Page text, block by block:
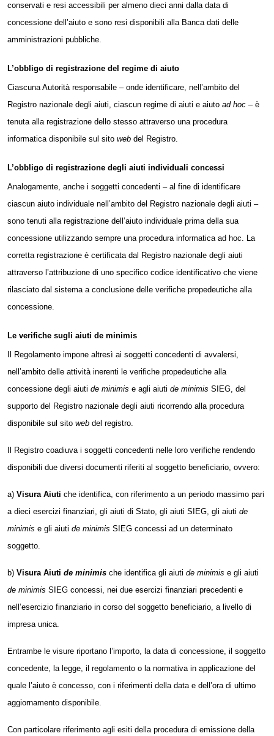
conservati e resi accessibili per almeno dieci anni dalla data di
concessione dell’aiuto e sono resi disponibili alla Banca dati delle
amministrazioni pubbliche.
L’obbligo di registrazione del regime di aiuto
Ciascuna Autorità responsabile – onde identificare, nell’ambito del
Registro nazionale degli aiuti, ciascun regime di aiuti e aiuto ad hoc – è
tenuta alla registrazione dello stesso attraverso una procedura
informatica disponibile sul sito web del Registro.
L’obbligo di registrazione degli aiuti individuali concessi
Analogamente, anche i soggetti concedenti – al fine di identificare
ciascun aiuto individuale nell’ambito del Registro nazionale degli aiuti –
sono tenuti alla registrazione dell’aiuto individuale prima della sua
concessione utilizzando sempre una procedura informatica ad hoc. La
corretta registrazione è certificata dal Registro nazionale degli aiuti
attraverso l’attribuzione di uno specifico codice identificativo che viene
rilasciato dal sistema a conclusione delle verifiche propedeutiche alla
concessione.
Le verifiche sugli aiuti de minimis
Il Regolamento impone altresì ai soggetti concedenti di avvalersi,
nell’ambito delle attività inerenti le verifiche propedeutiche alla
concessione degli aiuti de minimis e agli aiuti de minimis SIEG, del
supporto del Registro nazionale degli aiuti ricorrendo alla procedura
disponibile sul sito web del registro.
Il Registro coadiuva i soggetti concedenti nelle loro verifiche rendendo
disponibili due diversi documenti riferiti al soggetto beneficiario, ovvero:
a) Visura Aiuti che identifica, con riferimento a un periodo massimo pari
a dieci esercizi finanziari, gli aiuti di Stato, gli aiuti SIEG, gli aiuti de
minimis e gli aiuti de minimis SIEG concessi ad un determinato
soggetto.
b) Visura Aiuti de minimis che identifica gli aiuti de minimis e gli aiuti
de minimis SIEG concessi, nei due esercizi finanziari precedenti e
nell’esercizio finanziario in corso del soggetto beneficiario, a livello di
impresa unica.
Entrambe le visure riportano l’importo, la data di concessione, il soggetto
concedente, la legge, il regolamento o la normativa in applicazione del
quale l’aiuto è concesso, con i riferimenti della data e dell’ora di ultimo
aggiornamento disponibile.
Con particolare riferimento agli esiti della procedura di emissione della